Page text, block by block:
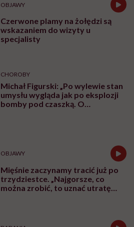
OBJAWY
Czerwone plamy na żołędzi są
wskazaniem do wizyty u
specjalisty
CHOROBY
Michał Figurski: „Po wylewie stan
umysłu wygląda jak po eksplozji
bomby pod czaszką. O
OBJAWY
Mięśnie zaczynamy tracić już po
trzydziestce. „Najgorsze, co
można zrobić, to uznać utratę